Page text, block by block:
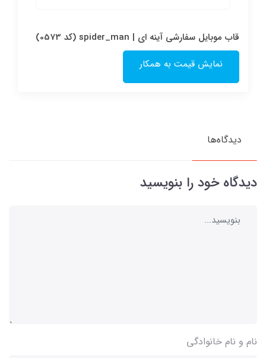
قاب موبایل سفارشی آینه ای | spider_man (کد 0573)
نمایش قیمت به همکار
دیدگاه‌ها
دیدگاه خود را بنویسید
نام و نام خانوادگی